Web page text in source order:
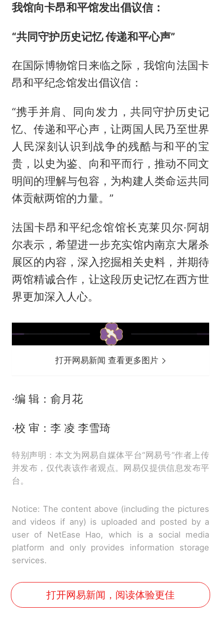
我馆向卡昂和平馆发出倡议信：
“共同守护历史记忆 传递和平心声”
在国际博物馆日来临之际，我馆向法国卡
昂和平纪念馆发出倡议信：
“携手并肩、同向发力，共同守护历史记
忆、传递和平心声，让两国人民乃至世界
人民深刻认识到战争的残酷与和平的宝
贵，以史为鉴、向和平而行，推动不同文
明间的理解与包容，为构建人类命运共同
体贡献两馆的力量。”
法国卡昂和平纪念馆馆长克莱贝尔·阿胡
尔表示，希望进一步充实馆内南京大屠杀
展区的内容，深入挖掘相关史料，并期待
两馆精诚合作，让这段历史记忆在西方世
界更加深入人心。
打开网易新闻 查看更多图片
·编 辑：俞月花
·校 审：李 凌 李雪琦
特别声明：本文为网易自媒体平台“网易号”作者上传
并发布，仅代表该作者观点。网易仅提供信息发布平
台。
Notice: The content above (including the pictures
and videos if any) is uploaded and posted by a
user of NetEase Hao, which is a social media
platform and only provides information storage
services.
打开网易新闻，阅读体验更佳